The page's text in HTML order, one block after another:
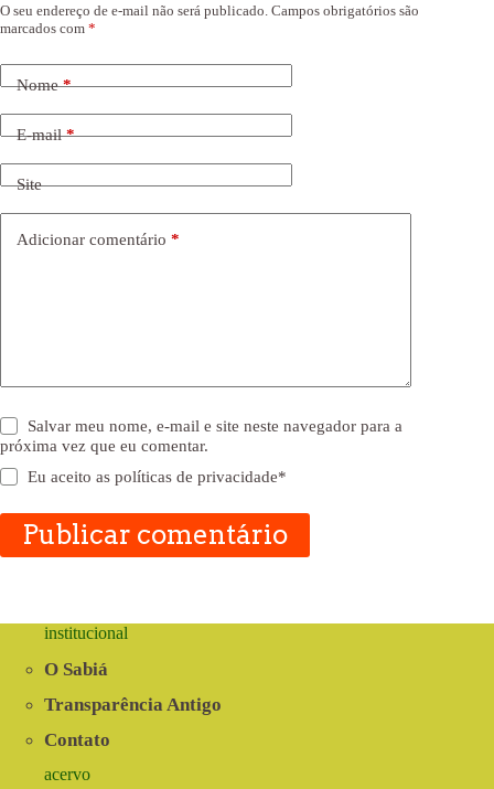
O seu endereço de e-mail não será publicado. Campos obrigatórios são
marcados com *
Nome*
E-mail*
Site
Adicionar comentário *
Salvar meu nome, e-mail e site neste navegador para a
próxima vez que eu comentar.
Eu aceito aspolíticas de privacidade*
Publicar comentário
institucional
O Sabiá
Transparência Antigo
Contato
acervo